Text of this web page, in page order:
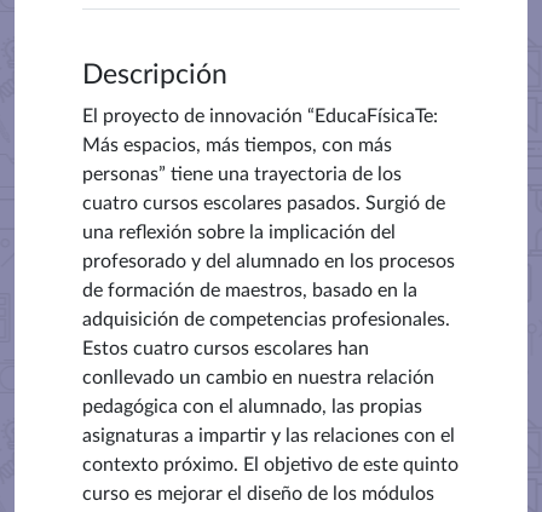
Descripción
El proyecto de innovación “EducaFísicaTe:
Más espacios, más tiempos, con más
personas” tiene una trayectoria de los
cuatro cursos escolares pasados. Surgió de
una reflexión sobre la implicación del
profesorado y del alumnado en los procesos
de formación de maestros, basado en la
adquisición de competencias profesionales.
Estos cuatro cursos escolares han
conllevado un cambio en nuestra relación
pedagógica con el alumnado, las propias
asignaturas a impartir y las relaciones con el
contexto próximo. El objetivo de este quinto
curso es mejorar el diseño de los módulos